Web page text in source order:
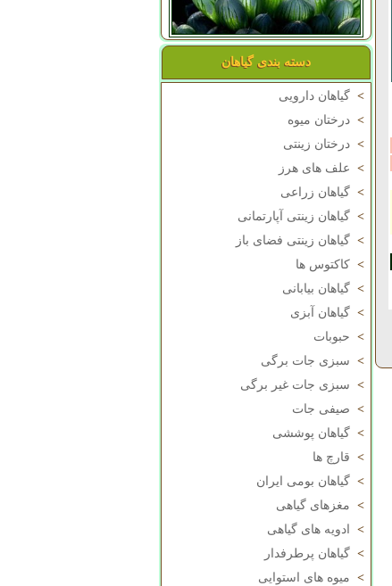
دسته بندی گیاهان
> گیاهان دارویی
> درختان میوه
> درختان زینتی
> علف های هرز
> گیاهان زراعی
> گیاهان زینتی آپارتمانی
> گیاهان زینتی فضای باز
> کاکتوس ها
> گیاهان بیابانی
> گیاهان آبزی
> حبوبات
> سبزی جات برگی
> سبزی جات غیر برگی
> صیفی جات
> گیاهان پوششی
> قارچ ها
> گیاهان بومی ایران
> مغزهای گیاهی
>
ادویه های گیاهی
> گیاهان پرطرفدار
> میوه های استوایی